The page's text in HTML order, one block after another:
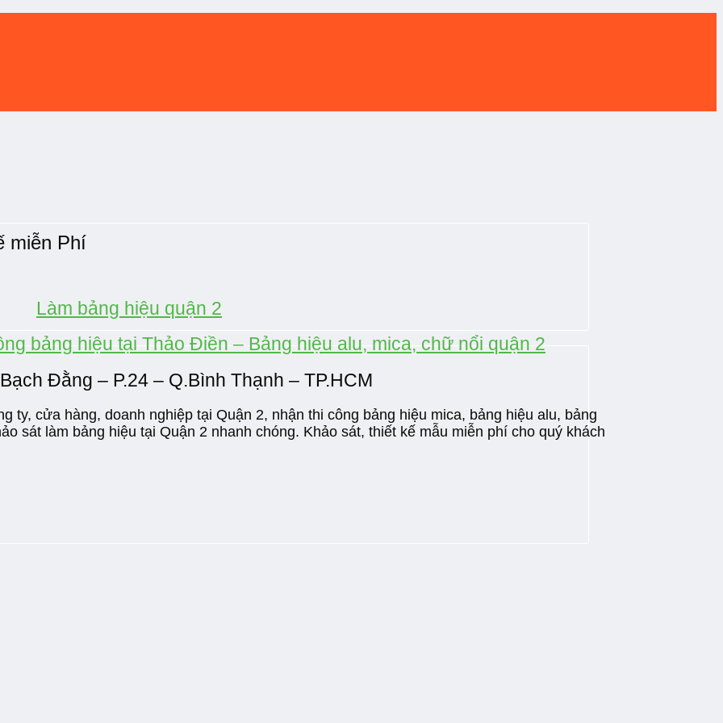
miễn Phí
Làm bảng hiệu quận 2
bảng hiệu tại Thảo Điền – Bảng hiệu alu, mica, chữ nổi quận 2
Đằng – P.24 – Q.Bình Thạnh – TP.HCM
ty, cửa hàng, doanh nghiệp tại Quận 2, nhận thi công bảng hiệu mica, bảng hiệu alu, bảng
sát làm bảng hiệu tại Quận 2 nhanh chóng. Khảo sát, thiết kế mẫu miễn phí cho quý khách